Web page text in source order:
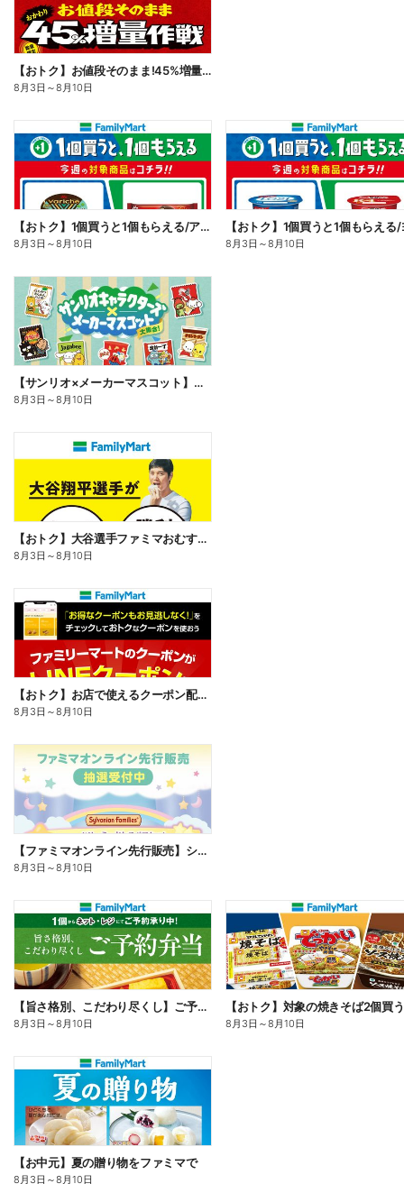
【おトク】お値段そのまま!45%増量作戦!
8月3日 ～8月10日
【おトク】1個買うと1個もらえる/アイス
8月3日 ～8月10日 8月3日 ～8月10日
【サンリオ×メーカーマスコット】オリジナルグッズ貰える!
8月3日 ～8月10日
【おトク】大谷選手ファミマおむすび割
8月3日 ～8月10日
【おトク】お店で使えるクーポン配信中
8月3日 ～8月10日
【ファミマオンライン先行販売】シルバニアファミリー
8月3日 ～8月10日
【旨さ格別、こだわり尽くし】ご予約弁当
8月3日 ～8月10日 8月3日 ～8月10日
【お中元】夏の贈り物をファミマで
8月3日 ～8月10日